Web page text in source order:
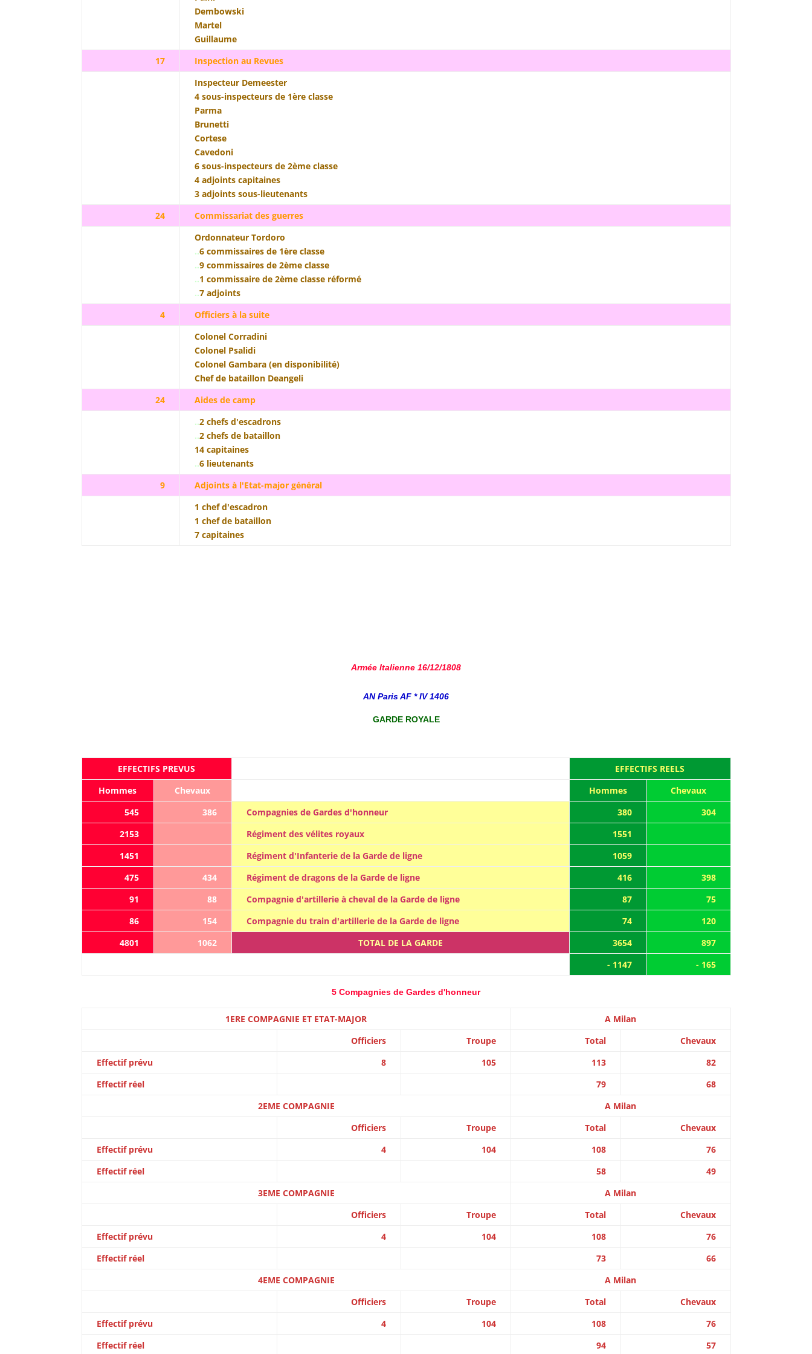
Dembowski
Martel
Guillaume
17
Inspection au Revues
Inspecteur Demeester
4 sous-inspecteurs de 1ère classe
Parma
Brunetti
Cortese
Cavedoni
6 sous-inspecteurs de 2ème classe
4 adjoints capitaines
3 adjoints sous-lieutenants
24
Commissariat des guerres
Ordonnateur Tordoro
..6 commissaires de 1ère classe
..9 commissaires de 2ème classe
..1 commissaire de 2ème classe réformé
..7 adjoints
4
Officiers à la suite
Colonel Corradini
Colonel Psalidi
Colonel Gambara (en disponibilité)
Chef de bataillon Deangeli
24
Aides de camp
..2 chefs d'escadrons
..2 chefs de bataillon
14 capitaines
..6 lieutenants
9
Adjoints à l'Etat-major général
1 chef d'escadron
1 chef de bataillon
7 capitaines
Armée Italienne 16/12/1808
AN Paris AF * IV 1406
GARDE ROYALE
EFFECTIFS PREVUS
EFFECTIFS REELS
Hommes
Chevaux Hommes
Chevaux
545
386 Compagnies de Gardes d'honneur 380
304
2153
Régiment des vélites royaux
1551
1451
Régiment d'Infanterie de la Garde de ligne
1059
475
434 Régiment de dragons de la Garde de ligne 416
398
91
88 Compagnie d'artillerie à cheval de la Garde de ligne 87
75
86
154 Compagnie du train d'artillerie de la Garde de ligne 74
120
4801
1062 TOTAL DE LA GARDE 3654
897
- 1147
- 165
5 Compagnies de Gardes d'honneur
1ERE COMPAGNIE ET ETAT-MAJOR
A Milan
Officiers
Troupe Total
Chevaux
Effectif prévu
8 105 113
82
Effectif réel
79
68
2EME COMPAGNIE
A Milan
Officiers
Troupe Total
Chevaux
Effectif prévu
4 104 108
76
Effectif réel
58
49
3EME COMPAGNIE
A Milan
Officiers
Troupe Total
Chevaux
Effectif prévu
4 104 108
76
Effectif réel
73
66
4EME COMPAGNIE
A Milan
Officiers
Troupe Total
Chevaux
Effectif prévu
4 104 108
76
Effectif réel
94 57